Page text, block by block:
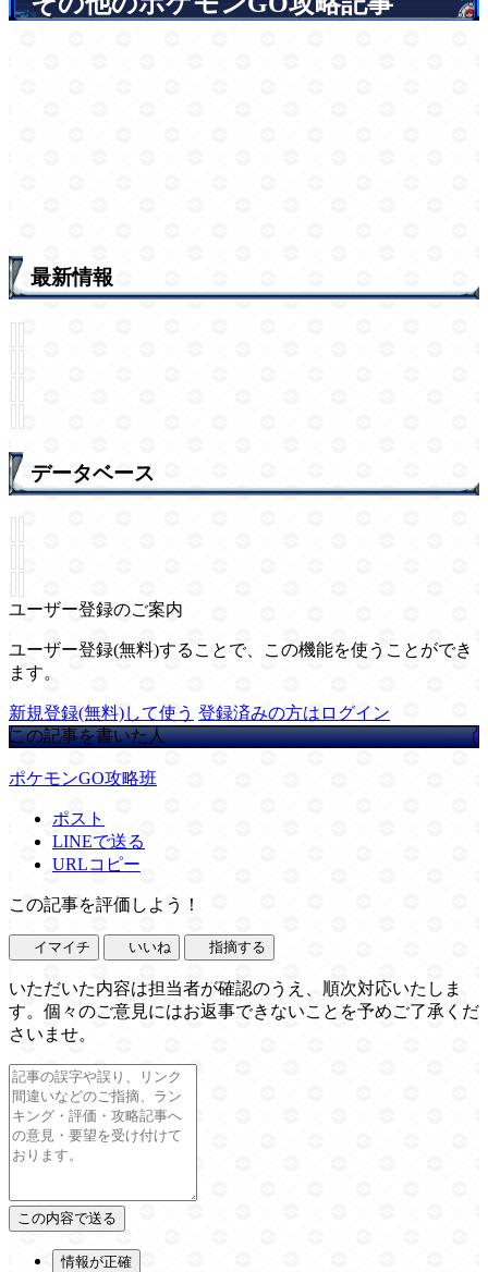
最新情報
データベース
ユーザー登録のご案内
ユーザー登録(無料)することで、この機能を使うことができ
ます。
新規登録(無料)して使う 登録済みの方はログイン
この記事を書いた人
ポケモンGO攻略班
ポスト
LINEで送る
URLコピー
この記事を評価しよう！
イマイチ いいね 指摘する
いただいた内容は担当者が確認のうえ、順次対応いたしま
す。個々のご意見にはお返事できないことを予めご了承くだ
さいませ。
情報が正確